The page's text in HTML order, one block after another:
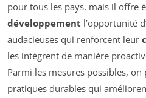
pour tous les pays, mais il offre
développement l’opportunité
audacieuses qui renforcent leur
les intègrent de manière
Parmi les mesures possibles,
pratiques durables qui